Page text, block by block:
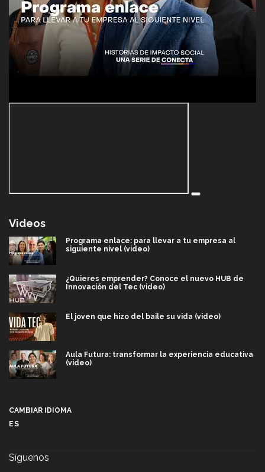
Videos
Programa enlace: para llevar a tu empresa al
siguiente nivel (video)
¿Quieres emprender? Conoce el nuevo HUB de
Innovación del Tec (video)
El joven que hizo del baile su vida (video)
Aula Futura: transformar la experiencia educativa
(video)
CAMBIAR IDIOMA
ES
Síguenos